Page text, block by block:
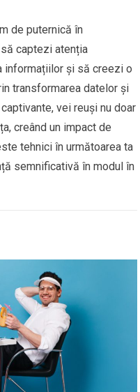
de puternică în
captezi atenția
informațiilor și să creezi o
transformarea datelor și
vei reuși nu doar
creând un impact de
tehnici în următoarea ta
semnificativă în modul în